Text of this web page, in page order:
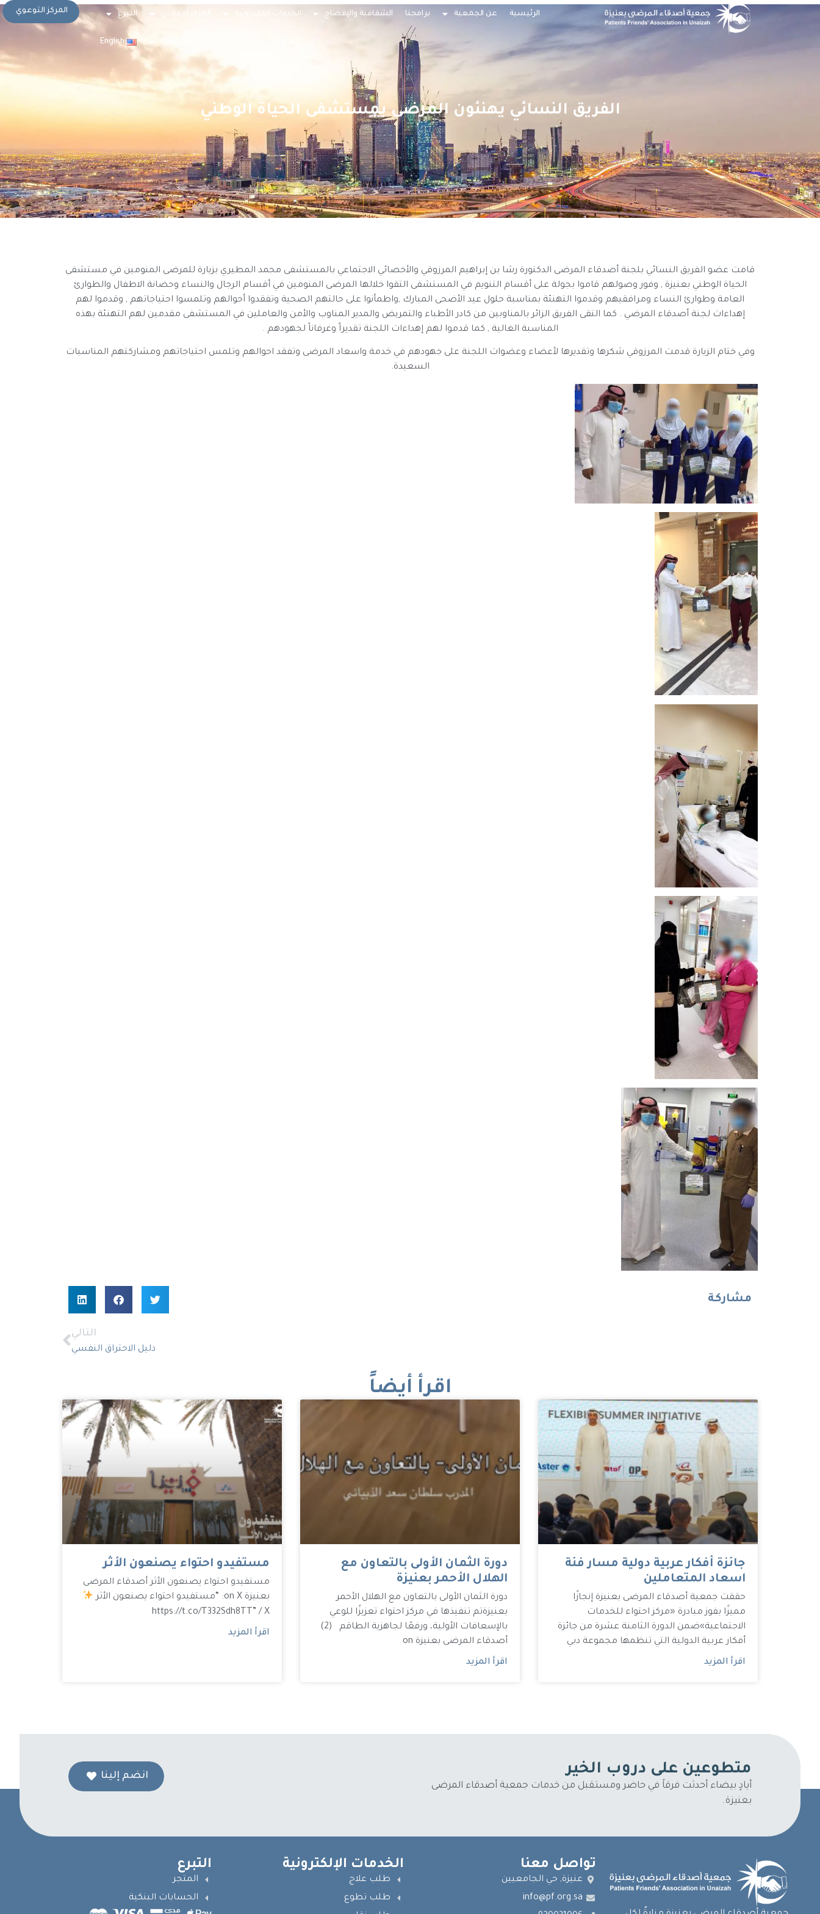
المركز التوعوي الرئيسية عن الجمعية برامجنا الشفافية والإفصاح الخدمات الإلكترونية المركز الإعلامي التبرع
تواصل معنا English
الفريق النسائي يهنئون المرضى بمستشفى الحياة الوطني
قامت عضو الفريق النسائي بلجنة أصدقاء المرضى الدكتورة رشا بن إبراهيم المرزوقي والأخصائي الاجتماعي بالمستشفى محمد المطيري بزيارة للمرضى المنومين في مستشفى
الحياة الوطني بعنيزة , وفور وصولهم قاموا بجولة على أقسام التنويم في المستشفى التقوا خلالها المرضى المنومين في أقسام الرجال والنساء وحضانة الاطفال والطوارئ
العامة وطوارئ النساء ومرافقيهم وقدموا التهنئة بمناسبة حلول عيد الأضحى المبارك ,واطمأنوا على حالتهم الصحية وتفقدوا أحوالهم وتلمسوا احتياجاتهم , وقدموا لهم
إهداءات لجنة أصدقاء المرضي . كما التقى الفريق الزائر بالمناوبين من كادر الأطباء والتمريض والمدير المناوب والأمن والعاملين في المستشفى مقدمين لهم التهنئة بهذه
المناسبة الغالية , كما قدموا لهم إهداءات اللجنة تقديراً وعرفاناً لجهودهم .
وفي ختام الزيارة قدمت المرزوقي شكرها وتقديرها لأعضاء وعضوات اللجنة على جهودهم في خدمة واسعاد المرضى وتفقد احوالهم وتلمس احتياجاتهم ومشاركتهم المناسبات
السعيدة.
مشاركة
التالي
دليل الاحتراق النفسي
اقرأ أيضاً
جائزة أفكار عربية دولية مسار فئة
اسعاد المتعاملين
حققت جمعية أصدقاء المرضى بعنيزة إنجازًا
مميزًا بفوز مبادرة «مركز احتواء للخدمات
الاجتماعية»ضمن الدورة الثامنة عشرة من جائزة
أفكار عربية الدولية التي تنظمها مجموعة دبي
اقرأ المزيد
دورة الثمان الأولى بالتعاون مع
الهلال الأحمر بعنيزة
دورة الثمان الأولى بالتعاون مع الهلال الأحمر
بعنيزة تم تنفيذها في مركز احتواء تعزيزًا للوعي
بالإسعافات الأولية، ورفعًا لجاهزية الطاقم (2)
أصدقاء المرضى بعنيزة on
اقرأ المزيد
مستفيدو احتواء يصنعون الأثر
مستفيدو احتواء يصنعون الأثر أصدقاء المرضى
بعنيزة on X: “مستفيدو احتواء يصنعون الأثر
https://t.co/T332Sdh8TT” / X
اقرأ المزيد
انضم إلينا متطوعين على دروب الخير
أيادٍ بيضاء أحدثت فرقاً في حاضر ومستقبل من خدمات جمعية أصدقاء المرضى
بعنيزة.
التبرع
المتجر
الحسابات البنكية
الخدمات الإلكترونية
طلب علاج
طلب تطوع
تواصل معنا
عنيزة, حي الجامعيين
info@pf.org.sa